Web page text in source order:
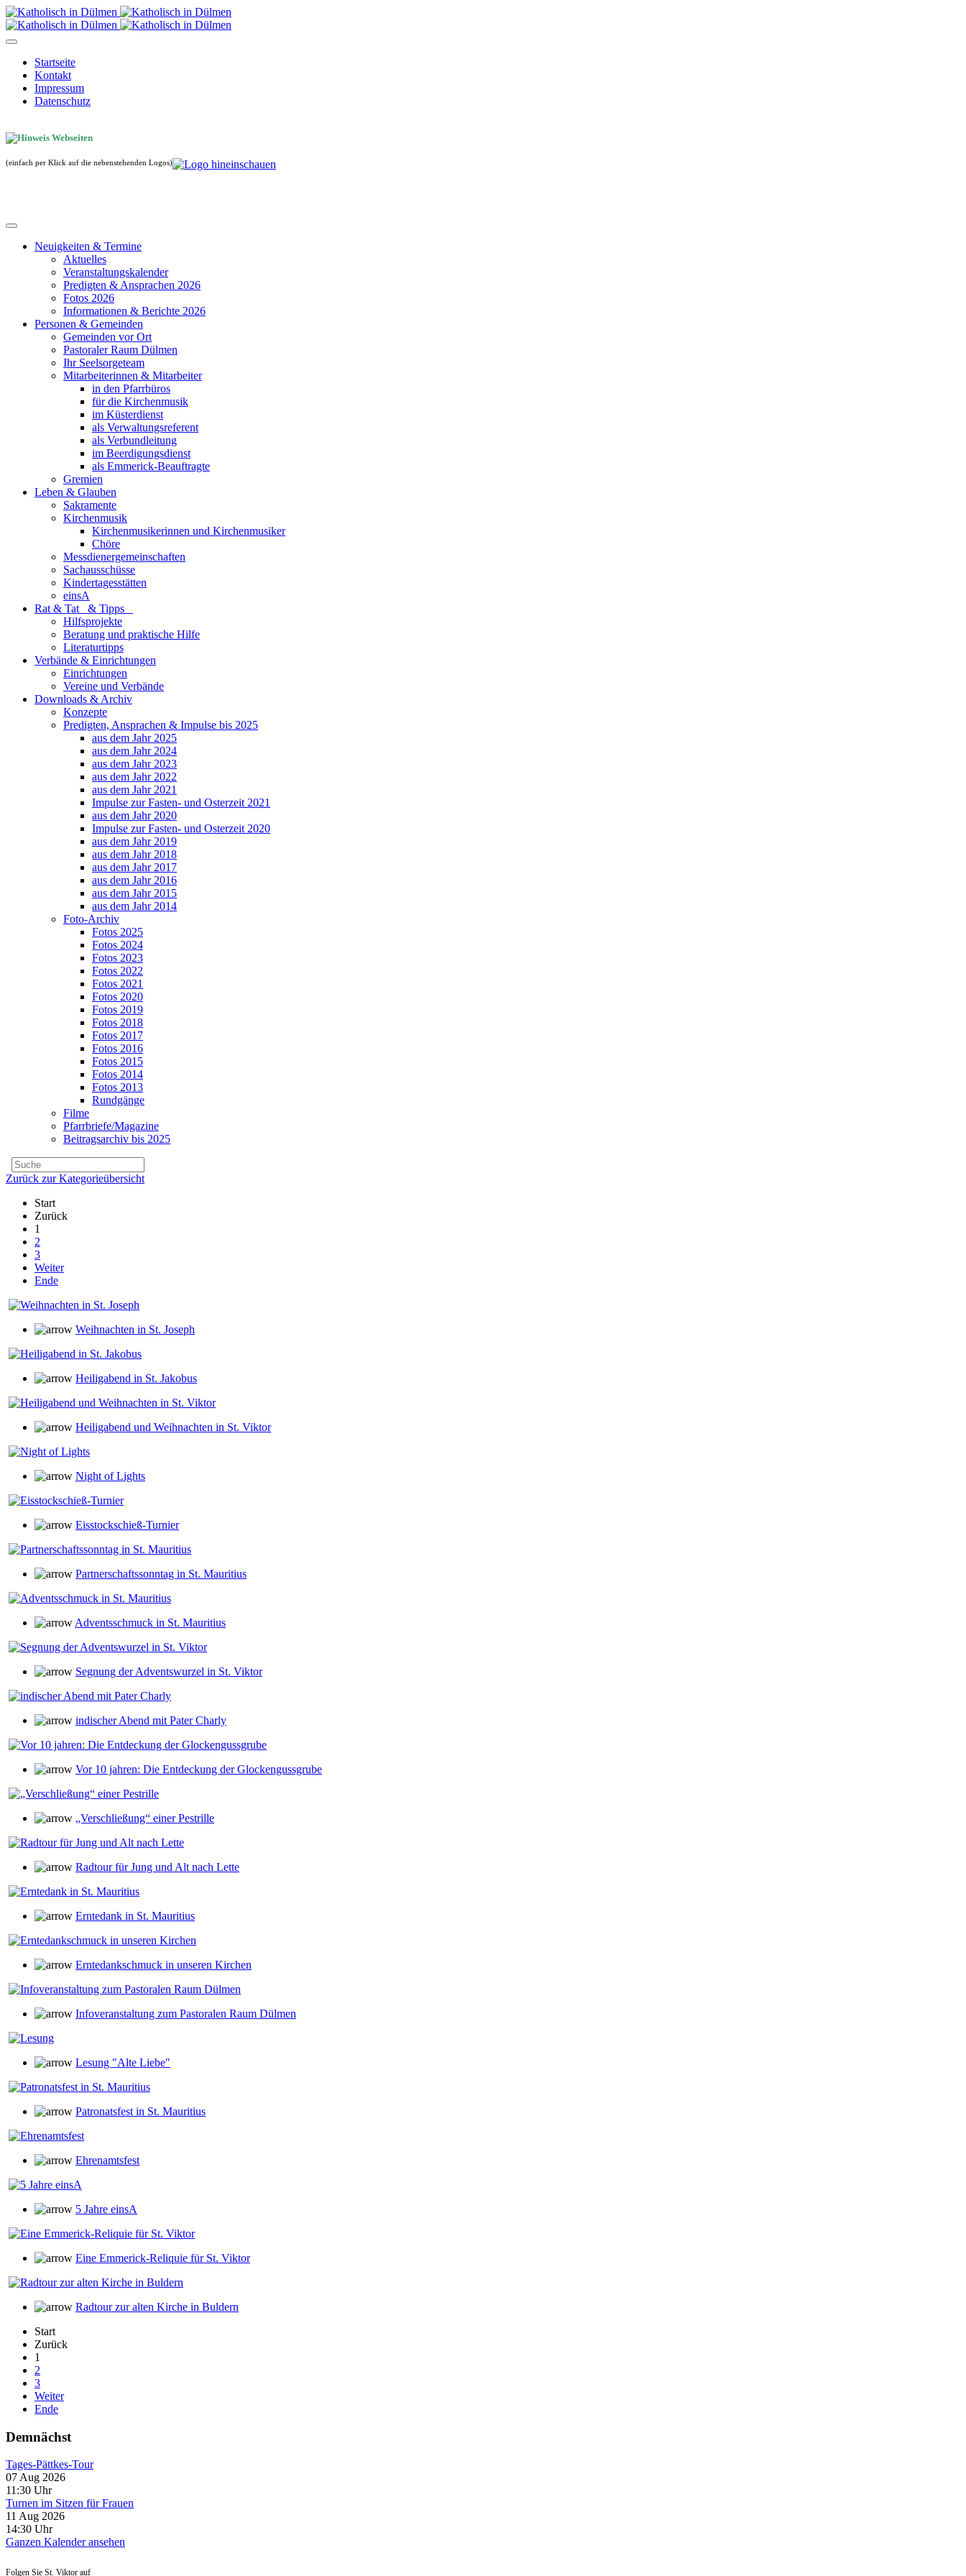
Startseite
Kontakt
Impressum
Datenschutz
(einfach per Klick auf die nebenstehenden Logos)
Neuigkeiten & Termine
Aktuelles
Veranstaltungskalender
Predigten & Ansprachen 2026
Fotos 2026
Informationen & Berichte 2026
Personen & Gemeinden
Gemeinden vor Ort
Pastoraler Raum Dülmen
Ihr Seelsorgeteam
Mitarbeiterinnen & Mitarbeiter
in den Pfarrbüros
für die Kirchenmusik
im Küsterdienst
als Verwaltungsreferent
als Verbundleitung
im Beerdigungsdienst
als Emmerick-Beauftragte
Gremien
Leben & Glauben
Sakramente
Kirchenmusik
Kirchenmusikerinnen und Kirchenmusiker
Chöre
Messdienergemeinschaften
Sachausschüsse
Kindertagesstätten
einsA
Rat & Tat & Tipps
Hilfsprojekte
Beratung und praktische Hilfe
Literaturtipps
Verbände & Einrichtungen
Einrichtungen
Vereine und Verbände
Downloads & Archiv
Konzepte
Predigten, Ansprachen & Impulse bis 2025
aus dem Jahr 2025
aus dem Jahr 2024
aus dem Jahr 2023
aus dem Jahr 2022
aus dem Jahr 2021
Impulse zur Fasten- und Osterzeit 2021
aus dem Jahr 2020
Impulse zur Fasten- und Osterzeit 2020
aus dem Jahr 2019
aus dem Jahr 2018
aus dem Jahr 2017
aus dem Jahr 2016
aus dem Jahr 2015
aus dem Jahr 2014
Foto-Archiv
Fotos 2025
Fotos 2024
Fotos 2023
Fotos 2022
Fotos 2021
Fotos 2020
Fotos 2019
Fotos 2018
Fotos 2017
Fotos 2016
Fotos 2015
Fotos 2014
Fotos 2013
Rundgänge
Filme
Pfarrbriefe/Magazine
Beitragsarchiv bis 2025
Zurück zur Kategorieübersicht
Start
Zurück
1
2
3
Weiter
Ende
Weihnachten in St. Joseph
Heiligabend in St. Jakobus
Heiligabend und Weihnachten in St. Viktor
Night of Lights
Eisstockschieß-Turnier
Partnerschaftssonntag in St. Mauritius
Adventsschmuck in St. Mauritius
Segnung der Adventswurzel in St. Viktor
indischer Abend mit Pater Charly
Vor 10 jahren: Die Entdeckung der Glockengussgrube
„Verschließung“ einer Pestrille
Radtour für Jung und Alt nach Lette
Erntedank in St. Mauritius
Erntedankschmuck in unseren Kirchen
Infoveranstaltung zum Pastoralen Raum Dülmen
Lesung "Alte Liebe"
Patronatsfest in St. Mauritius
Ehrenamtsfest
5 Jahre einsA
Eine Emmerick-Reliquie für St. Viktor
Radtour zur alten Kirche in Buldern
Start
Zurück
1
2
3
Weiter
Ende
Demnächst
Tages-Pättkes-Tour
07 Aug 2026
11:30 Uhr
Turnen im Sitzen für Frauen
11 Aug 2026
14:30 Uhr
Ganzen Kalender ansehen
Folgen Sie St. Viktor auf